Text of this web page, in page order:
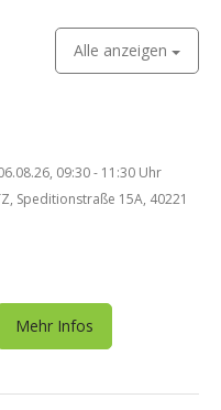
Alle anzeigen
09:30 - 11:30 Uhr
Speditionstraße 15A, 40221
Mehr Infos